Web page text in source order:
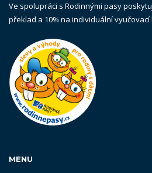
Ve spolupráci s Rodinnými pasy
překlad a 10% na individuální vyučovací
MENU